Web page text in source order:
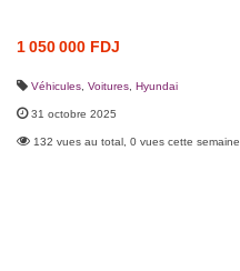
1 050 000 FDJ
Véhicules Voitures Hyundai
31 octobre 2025
132 vues au total, 0 vues cette semaine